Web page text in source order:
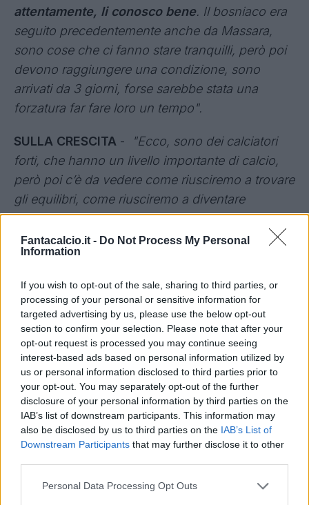
Fantacalcio.it - Do Not Process My Personal
Information
If you wish to opt-out of the sale, sharing to third parties, or
processing of your personal or sensitive information for
targeted advertising by us, please use the below opt-out
section to confirm your selection. Please note that after your
opt-out request is processed you may continue seeing
interest-based ads based on personal information utilized by
us or personal information disclosed to third parties prior to
your opt-out. You may separately opt-out of the further
disclosure of your personal information by third parties on the
IAB’s list of downstream participants. This information may
also be disclosed by us to third parties on the IAB’s List of
Downstream Participants that may further disclose it to other
Personal Data Processing Opt Outs
attentamente, li conosco bene. Il bosniaco era
seguito precedentemente anche da Massara,
sono cose che ci fanno stare tranquilli, però poi
devono raggiungere una condizione, sono
arrivati da 3 giorni, forse sarebbe stata una
forzatura far fare loro un tempo".
SULLA CRESCITA -
"Ecco, sono dei calciatori
forti, che hanno un livello importante di calcio,
però poi c’è da vedere come riusciremo a trovare
gli equilibri, come riusciremo a diventare
squadra. Perché stasera l’Inter, nel primo tempo,
ha fatto vedere di essere più squadra di noi e
quello è un lavoro, un processo che dobbiamo
passo avanti".
Inter, Chivu: "Portiere? Per
me non esistono titolari.
Contento di Diouf"